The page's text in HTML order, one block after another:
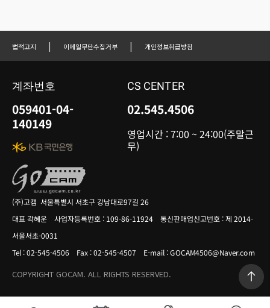
법적고지 | 이메일무단수집거부 | 개인정보취급방침
(주)고캠 서울특별시 서초구 강남대로97길 26
대표 곽혜운 사업자등록번호 : 109-86-11924 통신판매업신고번호 : 제 2014-
서울서초-0031
Tel : 02-545-4506 Fax : 02-545-4507 E-mail : GOCAM4506@Naver.com
COPYRIGHT GOCAM. ALL RIGHTS RESERVED.
계좌번호
059401-04-
140149
CS CENTER
02.545.4506
영업시간 : 7:00 ~ 24:00(주말근
무)